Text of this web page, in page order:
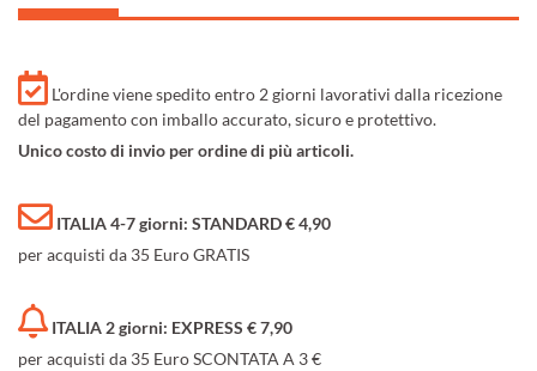
L'ordine viene spedito entro 2 giorni lavorativi dalla ricezione
del pagamento con imballo accurato, sicuro e protettivo.
Unico costo di invio per ordine di più articoli.
ITALIA 4-7 giorni: STANDARD € 4,90
per acquisti da 35 Euro GRATIS
ITALIA 2 giorni: EXPRESS € 7,90
per acquisti da 35 Euro SCONTATA A 3 €